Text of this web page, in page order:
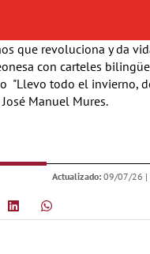
que revoluciona y da
con carteles
"Llevo todo el invierno,
Manuel Mures.
Actualizado: 09/07/26 |